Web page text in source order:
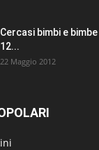
Cercasi bimbi e
12...
22 Maggio 2012